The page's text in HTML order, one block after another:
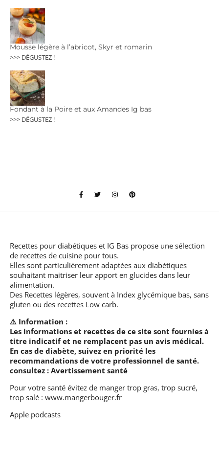
Mousse légère à l’abricot, Skyr et romarin
>>> DÉGUSTEZ !
Fondant à la Poire et aux Amandes Ig bas
>>> DÉGUSTEZ !
Recettes pour diabétiques et IG Bas propose une sélection
de recettes de cuisine pour tous.
Elles sont particulièrement adaptées aux diabétiques
souhaitant maitriser leur apport en glucides dans leur
alimentation.
Des Recettes légères, souvent à Index glycémique bas, sans
gluten ou des recettes Low carb.
⚠️ Information :
Les informations et recettes de ce site sont fournies à
titre indicatif et ne remplacent pas un avis médical.
En cas de diabète, suivez en priorité les
recommandations de votre professionnel de santé.
consultez : Avertissement santé
Pour votre santé évitez de manger trop gras, trop sucré,
trop salé : www.mangerbouger.fr
Apple podcasts